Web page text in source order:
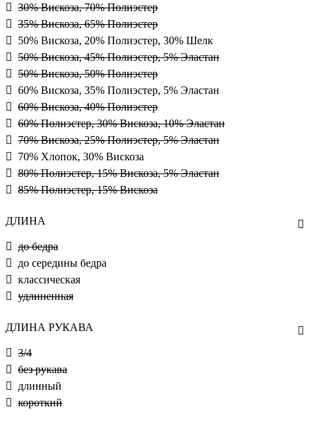
30% Вискоза, 70% Полиэстер
35% Вискоза, 65% Полиэстер
50% Вискоза, 20% Полиэстер, 30% Шелк
50% Вискоза, 45% Полиэстер, 5% Эластан
50% Вискоза, 50% Полиэстер
60% Вискоза, 35% Полиэстер, 5% Эластан
60% Вискоза, 40% Полиэстер
60% Полиэстер, 30% Вискоза, 10% Эластан
70% Вискоза, 25% Полиэстер, 5% Эластан
70% Хлопок, 30% Вискоза
80% Полиэстер, 15% Вискоза, 5% Эластан
85% Полиэстер, 15% Вискоза
ДЛИНА
до бедра
до середины бедра
классическая
удлиненная
ДЛИНА РУКАВА
3/4
без рукава
длинный
короткий